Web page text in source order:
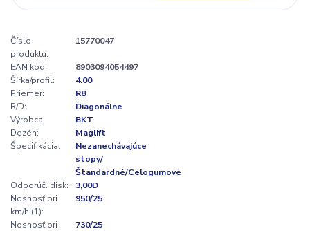
Číslo
produktu:
15770047
EAN kód:
8903094054497
Šírka/profil:
4.00
Priemer:
R8
R/D:
Diagonálne
Výrobca:
BKT
Dezén:
Maglift
Špecifikácia:
Nezanechávajúce
stopy/
Štandardné/Celogumové
Odporúč. disk:
3,00D
Nosnosť pri
km/h (1):
950/25
Nosnosť pri
730/25